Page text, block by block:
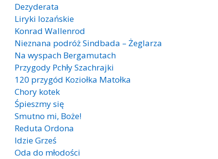
Dezyderata
Liryki lozańskie
Konrad Wallenrod
Nieznana podróż Sindbada – Żeglarza
Na wyspach Bergamutach
Przygody Pchły Szachrajki
120 przygód Koziołka Matołka
Chory kotek
Śpieszmy się
Smutno mi, Boże!
Reduta Ordona
Idzie Grześ
Oda do młodości